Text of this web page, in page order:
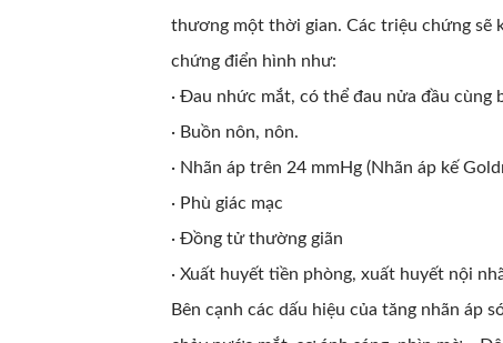
thương một thời gian. Các triệu chứng sẽ
chứng điển hình như:
· Đau nhức mắt, có thể đau nửa đầu cùng
· Buồn nôn, nôn.
· Nhãn áp trên 24 mmHg (Nhãn áp kế
· Phù giác mạc
· Đồng tử thường giãn
· Xuất huyết tiền phòng, xuất huyết nội
Bên cạnh các dấu hiệu của tăng nhãn áp